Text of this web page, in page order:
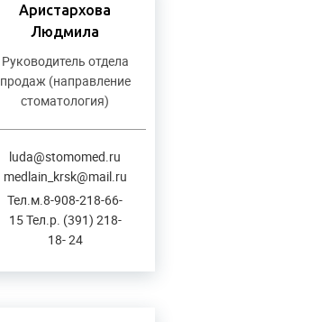
Аристархова
Людмила
Руководитель отдела
продаж (направление
стоматология)
luda@stomomed.ru
medlain_krsk@mail.ru
Тел.м.8-908-218-66-
15 Тел.р. (391) 218-
18- 24